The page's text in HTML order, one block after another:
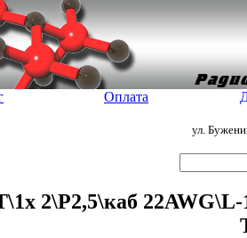
Оплата
ул.
2\P2,5\каб